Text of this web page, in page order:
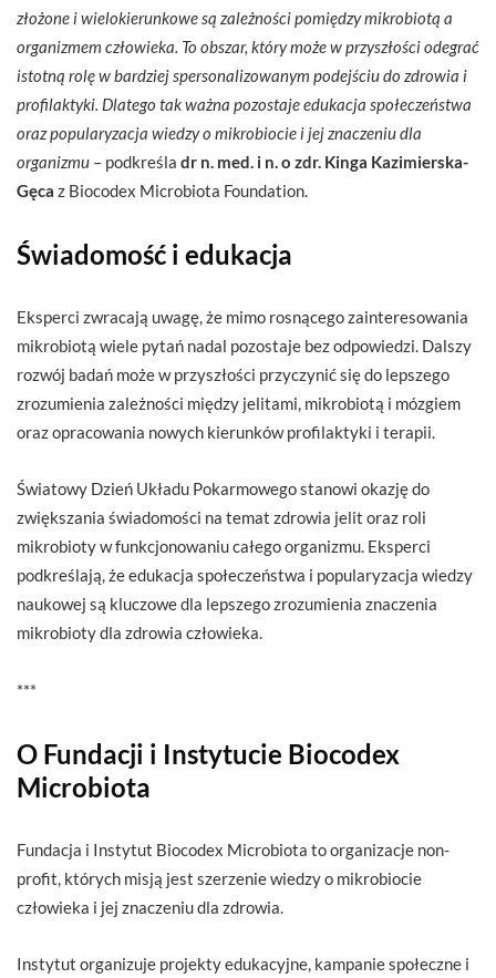
złożone i wielokierunkowe są zależności pomiędzy mikrobiotą a
organizmem człowieka. To obszar, który może w przyszłości odegrać
istotną rolę w bardziej spersonalizowanym podejściu do zdrowia i
profilaktyki. Dlatego tak ważna pozostaje edukacja społeczeństwa
oraz popularyzacja wiedzy o mikrobiocie i jej znaczeniu dla
organizmu – podkreśla dr n. med. i n. o zdr. Kinga Kazimierska-
Gęca z Biocodex Microbiota Foundation.
Świadomość i edukacja
Eksperci zwracają uwagę, że mimo rosnącego zainteresowania
mikrobiotą wiele pytań nadal pozostaje bez odpowiedzi. Dalszy
rozwój badań może w przyszłości przyczynić się do lepszego
zrozumienia zależności między jelitami, mikrobiotą i mózgiem
oraz opracowania nowych kierunków profilaktyki i terapii.
Światowy Dzień Układu Pokarmowego stanowi okazję do
zwiększania świadomości na temat zdrowia jelit oraz roli
mikrobioty w funkcjonowaniu całego organizmu. Eksperci
podkreślają, że edukacja społeczeństwa i popularyzacja wiedzy
naukowej są kluczowe dla lepszego zrozumienia znaczenia
mikrobioty dla zdrowia człowieka.
***
O Fundacji i Instytucie Biocodex
Microbiota
Fundacja i Instytut Biocodex Microbiota to organizacje non-
profit, których misją jest szerzenie wiedzy o mikrobiocie
człowieka i jej znaczeniu dla zdrowia.
Instytut organizuje projekty edukacyjne, kampanie społeczne i